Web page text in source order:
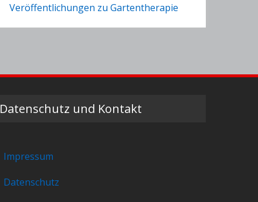
Veröffentlichungen zu Gartentherapie
Datenschutz und Kontakt
Impressum
Datenschutz